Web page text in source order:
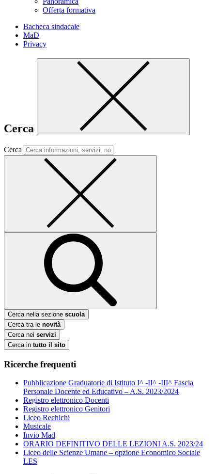
Offerta formativa
Bacheca sindacale
MaD
Privacy
Cerca
Cerca
Cerca nella sezione scuola
Cerca tra le novità
Cerca nei servizi
Cerca in tutto il sito
Ricerche frequenti
Pubblicazione Graduatorie di Istituto I^ -II^ -III^ Fascia
Personale Docente ed Educativo – A.S. 2023/2024
Registro elettronico Docenti
Registro elettronico Genitori
Liceo Rechichi
Musicale
Invio Mad
ORARIO DEFINITIVO DELLE LEZIONI A.S. 2023/24
Liceo delle Scienze Umane – opzione Economico Sociale
LES